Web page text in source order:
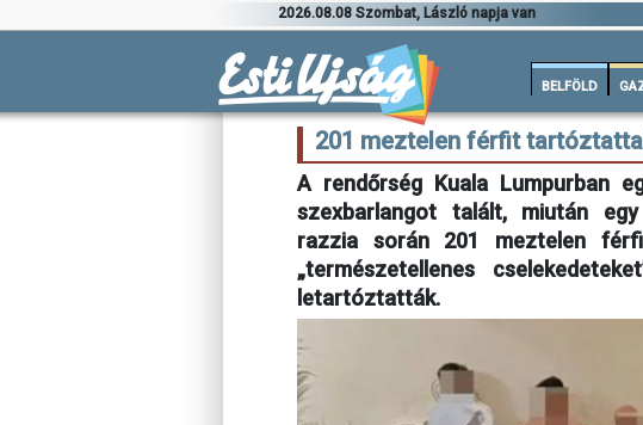
2026.08.08 Szombat, László napja van
BELFÖLD
201 meztelen férfit
A rendőrség Kuala Lumpurban
szexbarlangot talált, miután
razzia során 201 meztelen
„természetellenes
letartóztatták.